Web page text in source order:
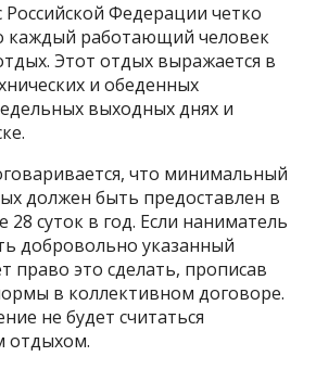
Федерации четко
каждый работающий человек
Этот отдых выражается в
и обеденных
выходных днях и
что минимальный
должен быть предоставлен в
28 суток в год. Если наниматель
добровольно указанный
право это сделать, прописав
в коллективном договоре.
не будет считаться
отдыхом.